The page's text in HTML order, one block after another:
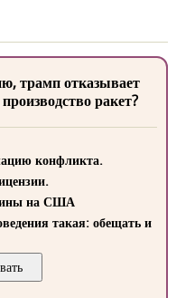
трамп отказывает
ракет?
конфликта.
на США
такая: обещать и